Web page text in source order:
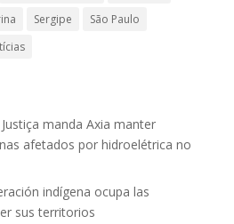
Sergipe
São Paulo
Justiça manda Axia manter
afetados por hidroelétrica no
indígena ocupa las
sus territorios